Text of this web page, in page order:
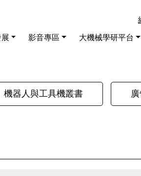
影音專區 大機械學研平台
機器人與工具機叢書